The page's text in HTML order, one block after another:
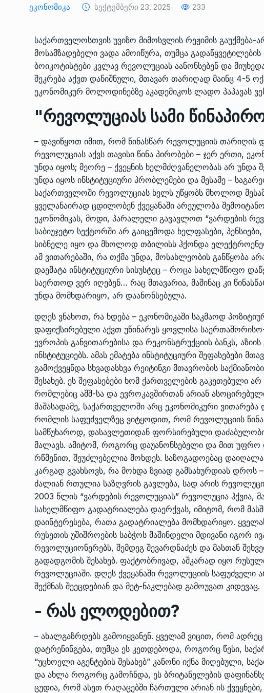
Ეკონომიკა Სექტემბერი 23, 2025 233
საქართველოსთვის უვიზო მიმოსვლის რეჟიმის გაუქმება-
მოსამზადებელი ვადა ამოიწურა, თუმცა
ბოიკოტისტები კვლავ რევოლუციას აანონსებენ და
შეკრება აქვთ დანიშნული, მთავარ თარიღად მაინც 4-5
ეკონომიკურ მოლოდინებზე აკადემიკოს ლადო პაპავას
"რევოლუციას სამი
– დავიწყოთ იმით, რომ წინასწარ რევოლუციის თარიღის
რევოლუციას აქვს თავისი წინა პირობები – ჯერ ერთი,
უნდა იყოს; მეორე – ქვეყნის ხელმძღვანელობას არ
უნდა იყოს ინსტიტუცი­ური პრობლემები და მესამე –
საქართველოში რევოლუციას ხელს უწყობს მხოლოდ
ყველანაირად ცდილობენ ქვეყანაში არეულობა
ეკონომიკას, მოდი, პარალელი გავავლოთ “ვარდების
საბიუჯეტო სექტორში არ გაიცემოდა ხელფასები,
სიბნელე იყო და მხოლოდ თბილისს ჰქონდა
ამ ვითარებაში, რა თქმა უნდა, მოსახლეობის განწყობა
დაემატა ინსტიტუციური სისუსტეც – როცა სახელმწიფო
საერთოდ ვერ იღებენ… რაც მთავარია, მაშინაც კი
უნდა მომხდარიყო, არ დაანონსებულა.
დღეს ვნახოთ, რა ხდება – ეკონომიკაში­ საკმაოდ
დაფიქსირებული აქვთ უწინარეს ყოვლისა
ევროპის განვითარებისა და რეკონსტრუქციის ბანკს,
ინსტიტუციებს. ამას ემატება ინსტიტუციური­ შეფასებები
გამოქვეყნდა სხვადასხვა რეიტინგი მთავრობის
შესახებ. ეს შეფასებები ხომ ქართველების გაკეთებული
რომლებიც აშშ-სა და ევროკავშირთან არიან
მაშასადამე, საქართველოში არც ეკონომიკური
რომლის საფუძველზეც ვიტყოდით, რომ რევოლუციის
სამწუხაროდ, დასავლეთიდან ფორსირებული
მალავს. ამიტომ, როგორც დაუანონსებელი და მით უფრო
რწმენით, შეუძლებელია მოხდეს. საზოგადოებაც
კარგად გვახსოვს, რა მოხდა ზვიად გამსახურდიას
ძალიან რთულია საზღვრის გავლება, სად არის
2003 წლის “ვარდების რევოლუციას” რევოლუცია ჰქვია,
სახელმწიფო გადატრიალება დაერქვას, იმიტომ, რომ
დაინტერესება, რათა გადატრიალება მომხდარიყო.
რუსეთის უშიშროების საბჭოს მაშინდელი მდივანი იგორ
რევოლუციონერებს, შემდეგ შევარდნაძეს და მასთან
გადადგომის შესახებ. ფაქტობრივად, აშკარად იყო
რევოლუციაში. დღეს ქვეყანაში რევოლუციის საფუძველი
შექმნას შეეცდებიან და მეტ-ნაკლებად გამოუვათ კიდევაც.
- რას ელოდებით?
– ახალგაზრდებს გამოიყვანენ. ყველამ ვიცით, რომ
დატრენინგება, თუმცა ეს კეთდებოდა, როგორც წესი,
“უცხოელი აგენტების შესახებ” კანონი იქნა მიღებული,
და ახლა როგორც გამოჩნდა, ეს ბრიტანელების
ცუდია, რომ ასეთ რაღაცებში ჩართული არიან ის
ᲔᲙᲝᲜᲝᲛᲘᲙᲐ 10/05/2022
8
საქართველოს რკინიგზის
გენერალურმა დირექტორმა
დერეფნის…
ᲔᲙᲝᲜᲝᲛᲘᲙᲐ 11/05/2022
9
თბილისის ზაქარია
სახელობის ოპერისა და
ᲙᲣᲚᲢᲣᲠᲐ 13/05/2022
10
თბილისის ზაქარია
სახელობის ოპერისა და
ბალეტის…
ᲙᲣᲚᲢᲣᲠᲐ 13/05/2022